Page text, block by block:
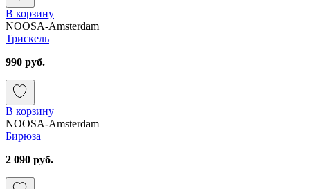
В корзину
NOOSA-Amsterdam
Трискель
990 руб.
В корзину
NOOSA-Amsterdam
Бирюза
2 090 руб.